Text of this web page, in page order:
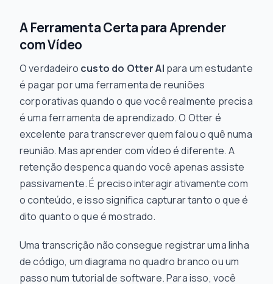
A Ferramenta Certa para Aprender
com Vídeo
O verdadeiro custo do Otter AI para um estudante
é pagar por uma ferramenta de reuniões
corporativas quando o que você realmente precisa
é uma ferramenta de aprendizado. O Otter é
excelente para transcrever quem falou o quê numa
reunião. Mas aprender com vídeo é diferente. A
retenção despenca quando você apenas assiste
passivamente. É preciso interagir ativamente com
o conteúdo, e isso significa capturar tanto o que é
dito quanto o que é mostrado.
Uma transcrição não consegue registrar uma linha
de código, um diagrama no quadro branco ou um
passo num tutorial de software. Para isso, você